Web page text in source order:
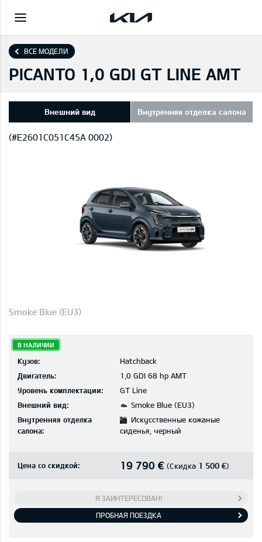
ВСЕ МОДЕЛИ
PICANTO 1,0 GDI GT LINE AMT
Внешний вид Внутренняя отделка салона
(#E2601C051C45A 0002)
Smoke Blue (EU3)
В НАЛИЧИИ
Кузов:
Hatchback
Двигатель:
1,0 GDI 68 hp AMT
Уровень комплектации:
GT Line
Внешний вид:
Smoke Blue (EU3)
Внутренняя отделка
салона:
Искусственные кожаные
сиденья, черный
Цена со скидкой: 19 790 € (Скидка 1 500 €)
Я ЗАИНТЕРЕСОВАН!
ПРОБНАЯ ПОЕЗДКА